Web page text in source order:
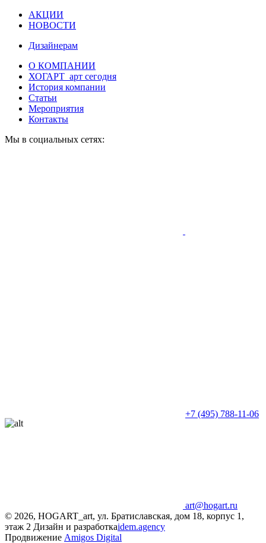
АКЦИИ
НОВОСТИ
Дизайнерам
О КОМПАНИИ
ХОГАРТ_арт сегодня
История компании
Статьи
Мероприятия
Контакты
Мы в социальных сетях:
+7 (495) 788-11-06
art@hogart.ru
© 2026, HOGART_art, ул. Братиславская, дом 18, корпус 1,
этаж 2 Дизайн и разработкаidem.agency
Продвижение Amigos Digital